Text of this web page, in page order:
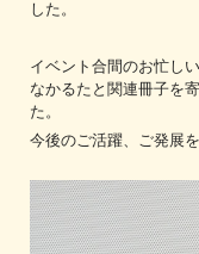
した。
イベント合間のお忙し
なかるたと関連冊子を
た。
今後のご活躍、ご発展